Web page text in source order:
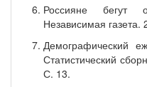
Россияне бегут
Независимая
Демографический
Статистический
С. 13.